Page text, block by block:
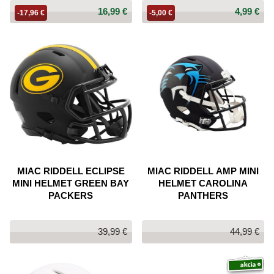
16,99 €
-17,96 € 4,99 €
-5,00 €
MIAC RIDDELL ECLIPSE
MINI HELMET GREEN BAY
PACKERS
39,99 €
MIAC RIDDELL AMP MINI
HELMET CAROLINA
PANTHERS
44,99 €